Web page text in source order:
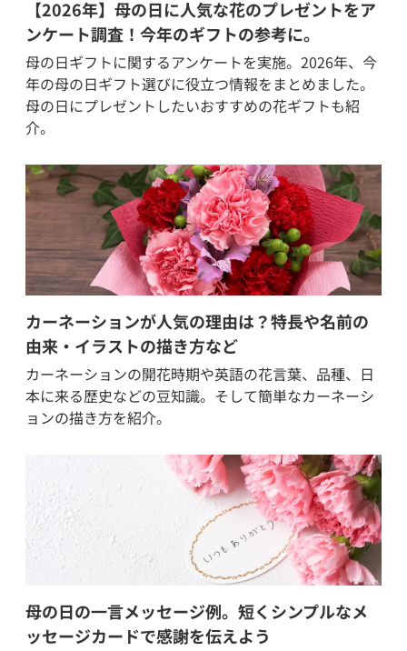
【2026年】母の日に人気な花のプレゼントをア
ンケート調査！今年のギフトの参考に。
母の日ギフトに関するアンケートを実施。2026年、今
年の母の日ギフト選びに役立つ情報をまとめました。
母の日にプレゼントしたいおすすめの花ギフトも紹
介。
カーネーションが人気の理由は？特長や名前の
由来・イラストの描き方など
カーネーションの開花時期や英語の花言葉、品種、日
本に来る歴史などの豆知識。そして簡単なカーネーシ
ョンの描き方を紹介。
母の日の一言メッセージ例。短くシンプルなメ
ッセージカードで感謝を伝えよう